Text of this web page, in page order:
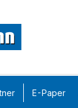
E-Paper